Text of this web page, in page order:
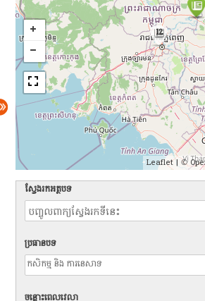
12
Leaflet| ©
ស្វែងរកអត្ថបទ
ប្រធានបទ
ចន្លោះពេលវេលា